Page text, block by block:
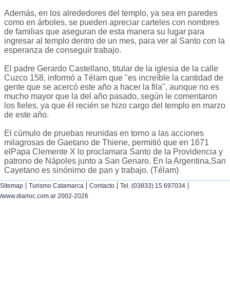
Además, en los alrededores del templo, ya sea en paredes
como en árboles, se pueden apreciar carteles con nombres
de familias que aseguran de esta manera su lugar para
ingresar al templo dentro de un mes, para ver al Santo con la
esperanza de conseguir trabajo.
El padre Gerardo Castellano, titular de la iglesia de la calle
Cuzco 158, informó a Télam que "es increíble la cantidad de
gente que se acercó este año a hacer la fila", aunque no es
mucho mayor que la del año pasado, según le comentaron
los fieles, ya que él recién se hizo cargo del templo en marzo
de este año.
El cúmulo de pruebas reunidas en torno a las acciones
milagrosas de Gaetano de Thiene, permitió que en 1671
elPapa Clemente X lo proclamara Santo de la Providencia y
patrono de Nápoles junto a San Genaro. En la Argentina,San
Cayetano es sinónimo de pan y trabajo. (Télam)
Sitemap | Turismo Catamarca | Contacto | Tel. (03833) 15 697034 |
/www.diarioc.com.ar 2002-2026